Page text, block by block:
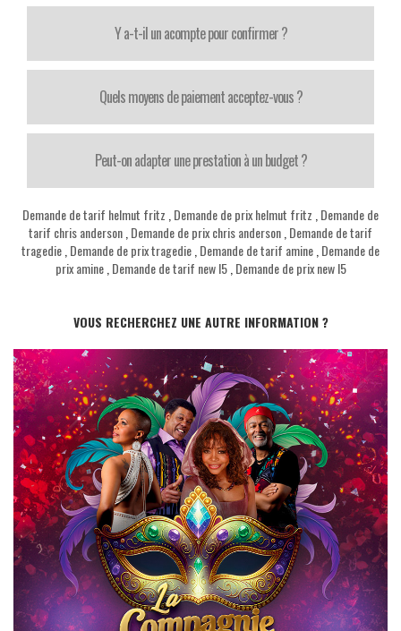
Y a-t-il un acompte pour confirmer ?
Quels moyens de paiement acceptez-vous ?
Peut-on adapter une prestation à un budget ?
Demande de tarif helmut fritz Demande de prix helmut fritz Demande de
tarif chris anderson Demande de prix chris anderson Demande de tarif
tragedie Demande de prix tragedie Demande de tarif amine Demande de
prix amine, Demande de tarif new l5, Demande de prix new l5
VOUS RECHERCHEZ UNE AUTRE INFORMATION ?